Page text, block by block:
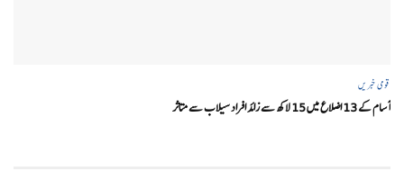
قومی خبریں
آسام کے 13 اضلاع میں 15 لاکھ سے زائد افراد سیلاب سے متاثر